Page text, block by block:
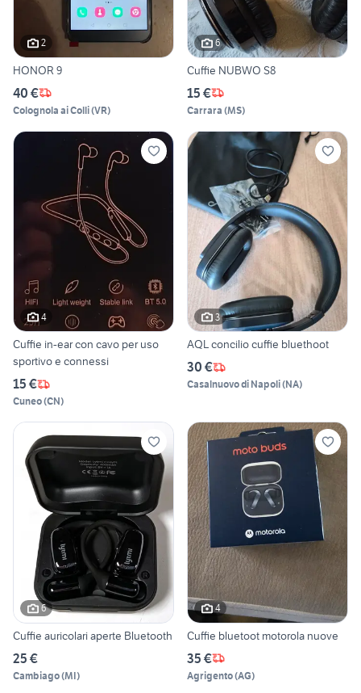
2
HONOR 9
40 €
Colognola ai Colli(VR)
6
Cuffie NUBWO S8
15 €
Carrara (MS)
4
Cuffie in-ear con cavo per uso
sportivo e connessi
15 €
Cuneo(CN)
3
AQL concilio cuffie bluethoot
30 €
Casalnuovo di Napoli(NA)
6
Cuffie auricolari aperte Bluetooth
25 €
Cambiago(MI)
4
Cuffie bluetoot motorola nuove
35 €
Agrigento(AG)